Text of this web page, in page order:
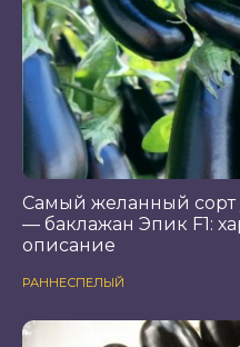
Самый желанный сорт
— баклажан Эпик F1:
описание
РАННЕСПЕЛЫЙ